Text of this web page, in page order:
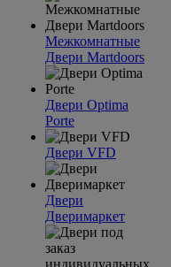
Межкомнатные
Двери Martdoors
Двери Optima
Porte
Двери VFD
Двери
Дверимаркет